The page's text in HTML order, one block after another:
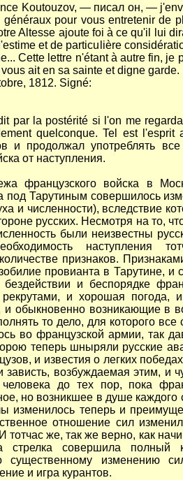
Koutouzov, — писал он, —
pour vous entretenir de
Altesse ajoute foi à ce qu'il lui
et de particulière
Cette lettre n'étant à autre fin, je
ait en sa sainte et digne garde.
1812. Signé:
par la postérité si l'on me
quelconque. Tel est l'esprit
и продолжал употреблять
от наступления.
французского войска в
под Тарутиным совершилось
и численности), вследствие
русских. Несмотря на то,
были неизвестны
наступления
признаков.
провианта в Тарутине, и
и беспорядке
и хорошая погода,
и обыкновенно возникающие в
то дело, для которого
во французской армии, так
теперь шныряли русские
и известия о легких
зависть, возбуждаемая этим, и
человека до тех пор, пока
но возникшее в душе каждого
изменилось теперь и
отношение сил
же, так же верно, как
стрелка совершила
существенному изменению
и игра курантов.